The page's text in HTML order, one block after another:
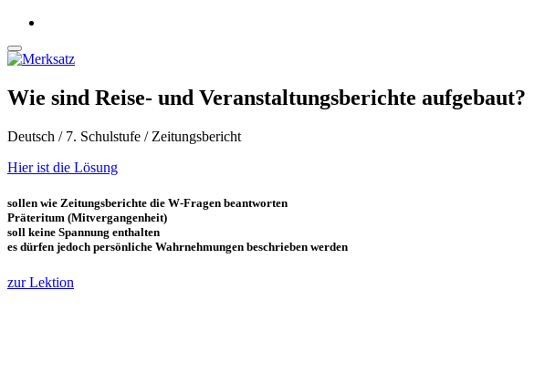
Wie sind Reise- und Veranstaltungsberichte aufgebaut?
Deutsch / 7. Schulstufe / Zeitungsbericht
Hier ist die Lösung
sollen wie Zeitungsberichte die W-Fragen beantworten
Präteritum (Mitvergangenheit)
soll keine Spannung enthalten
es dürfen jedoch persönliche Wahrnehmungen beschrieben werden
zur Lektion